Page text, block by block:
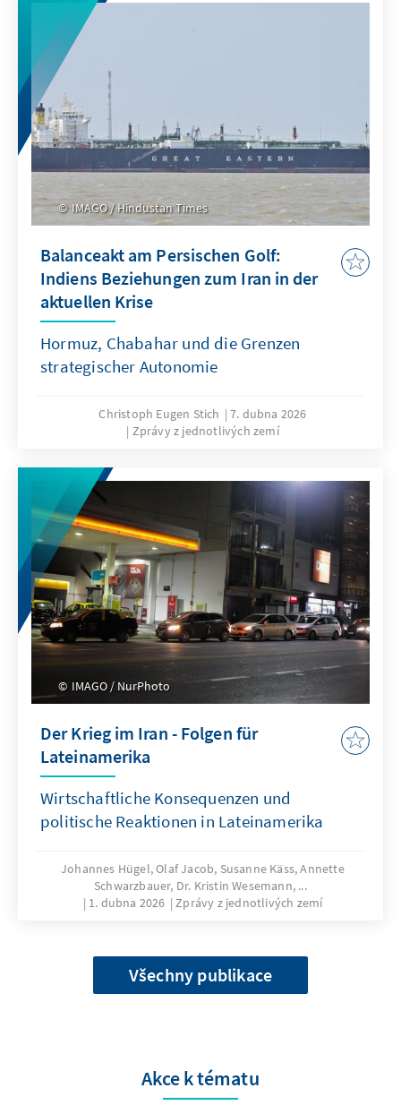
IMAGO / Hindustan Times
Balanceakt am Persischen Golf:
Indiens Beziehungen zum Iran in der
aktuellen Krise
Hormuz, Chabahar und die Grenzen
strategischer Autonomie
Christoph Eugen Stich
7. dubna 2026
Zprávy z jednotlivých zemí
IMAGO / NurPhoto
Der Krieg im Iran - Folgen für
Lateinamerika
Wirtschaftliche Konsequenzen und
politische Reaktionen in Lateinamerika
Johannes Hügel, Olaf Jacob, Susanne Käss, Annette
Schwarzbauer, Dr. Kristin Wesemann, ...
1. dubna 2026
Zprávy z jednotlivých zemí
Všechny publikace
Akce k tématu